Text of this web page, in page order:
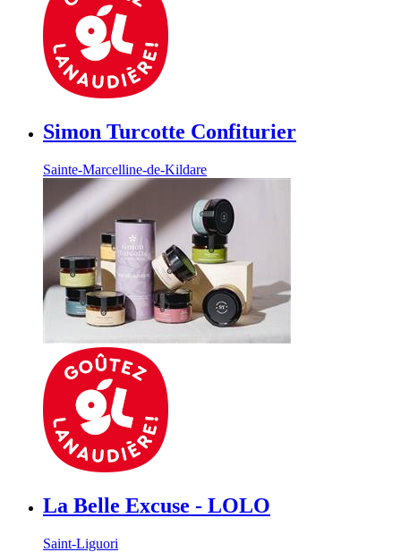
Simon Turcotte Confiturier
Sainte-Marcelline-de-Kildare
La Belle Excuse - LOLO
Saint-Liguori